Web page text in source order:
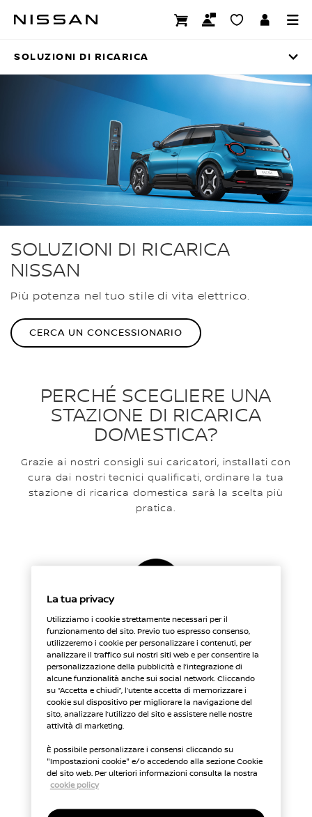
SOLUZIONI DI RICARICA
SOLUZIONI DI RICARICA
SOLUZIONI DI RICARICA
NISSAN
Più potenza nel tuo stile di vita elettrico.
CERCA UN CONCESSIONARIO
PERCHÉ SCEGLIERE UNA
STAZIONE DI RICARICA
DOMESTICA?
Grazie ai nostri consigli sui caricatori, installati con
cura dai nostri tecnici qualificati, ordinare la tua
stazione di ricarica domestica sarà la scelta più
pratica.
UNA RICARICA PIÙ RAPIDA
Più energia in meno tempo (1)
La tua privacy
Utilizziamo i cookie strettamente necessari per il
funzionamento del sito. Previo tuo espresso consenso,
utilizzeremo i cookie per personalizzare i contenuti, per
analizzare il traffico sui nostri siti web e per consentire la
personalizzazione della pubblicità e l’integrazione di
alcune funzionalità anche sui social network. Cliccando
su “Accetta e chiudi”, l’utente accetta di memorizzare i
cookie sul dispositivo per migliorare la navigazione del
sito, analizzare l’utilizzo del sito e assistere nelle nostre
attività di marketing.
È possibile personalizzare i consensi cliccando su
"Impostazioni cookie" e/o accedendo alla sezione Cookie
del sito web. Per ulteriori informazioni consulta la nostra
cookie policy